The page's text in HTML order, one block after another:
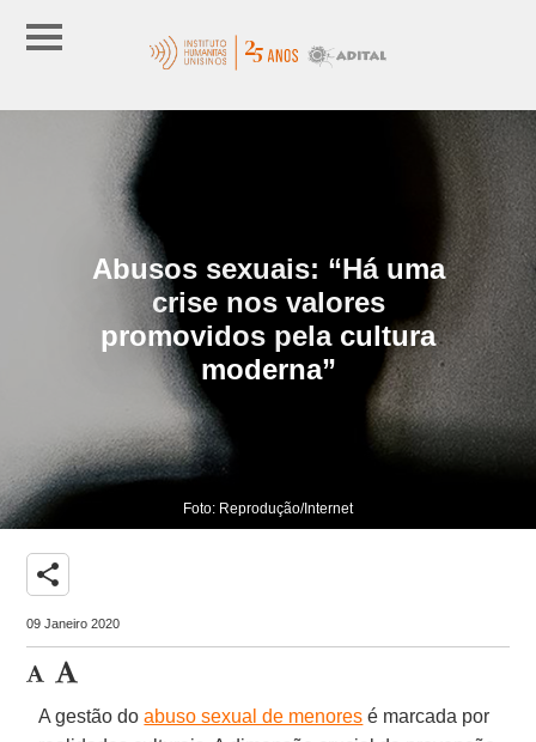
Abusos sexuais: “Há uma
crise nos valores
promovidos pela cultura
moderna”
Foto: Reprodução/Internet
share
09 Janeiro 2020
A gestão doabuso sexual de menores é marcada por